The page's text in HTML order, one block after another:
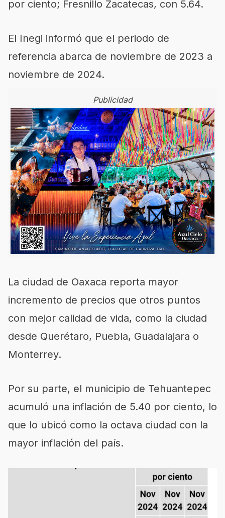
por ciento; Fresnillo Zacatecas, con 5.64.
El Inegi informó que el periodo de
referencia abarca de noviembre de 2023 a
noviembre de 2024.
Publicidad
La ciudad de Oaxaca reporta mayor
incremento de precios que otros puntos
con mejor calidad de vida, como la ciudad
desde Querétaro, Puebla, Guadalajara o
Monterrey.
Por su parte, el municipio de Tehuantepec
acumuló una inflación de 5.40 por ciento, lo
que lo ubicó como la octava ciudad con la
mayor inflación del país.